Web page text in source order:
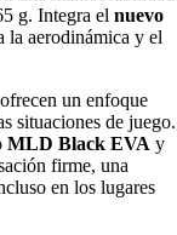
g. Integra el nuevo
aerodinámica y el
un enfoque
situaciones de juego.
MLD Black EVA y
firme, una
en los lugares